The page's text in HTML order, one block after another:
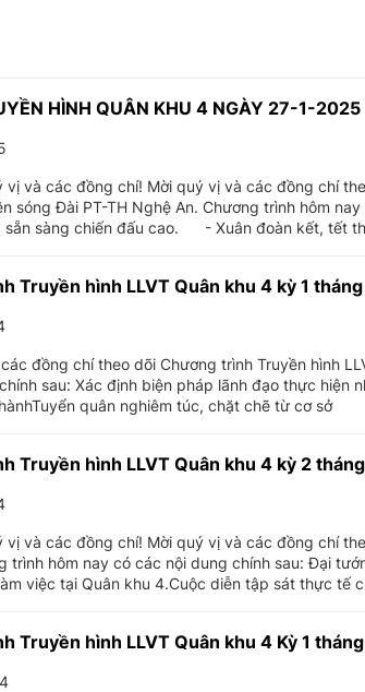
HÌNH QUÂN KHU 4 NGÀY 27-1-2025
vị và các đồng chí! Mời quý vị và các đồng chí
sóng Đài PT-TH Nghệ An. Chương trình hôm
sẵn sàng chiến đấu cao. - Xuân đoàn kết, tết
Truyền hình LLVT Quân khu 4 kỳ 1
đồng chí theo dõi Chương trình Truyền hình
sau: Xác định biện pháp lãnh đạo thực hiện
quân nghiêm túc, chặt chẽ từ cơ sở
Truyền hình LLVT Quân khu 4 kỳ 2
vị và các đồng chí! Mời quý vị và các đồng chí
trình hôm nay có các nội dung chính sau: Đại
việc tại Quân khu 4.Cuộc diễn tập sát thực tế
Truyền hình LLVT Quân khu 4 Kỳ 1